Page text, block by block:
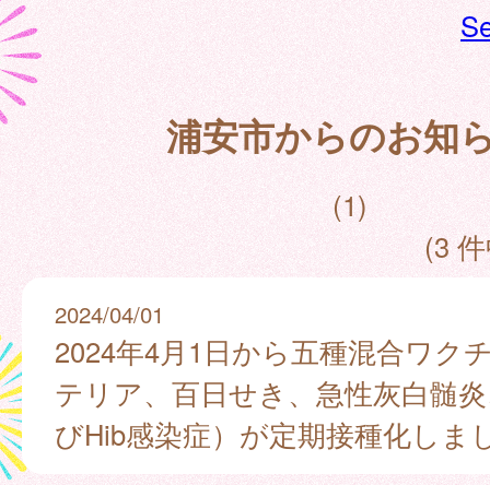
浦安市からのお知
(1)
(3
2024/04/01
2024年4月1日から五種混合ワク
テリア、百日せき、急性灰白髄
びHib感染症）が定期接種化しま